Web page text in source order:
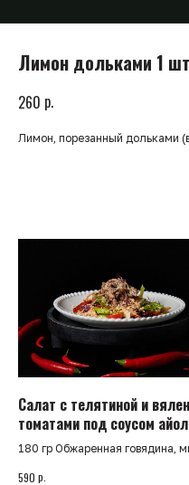
Лимон дольками 1 шт
260 р.
Лимон, порезанный дольками
Салат с телятиной и
томатами под соусом
180 гр Обжаренная говядина,
огурец, вяленые томаты,
590 р.